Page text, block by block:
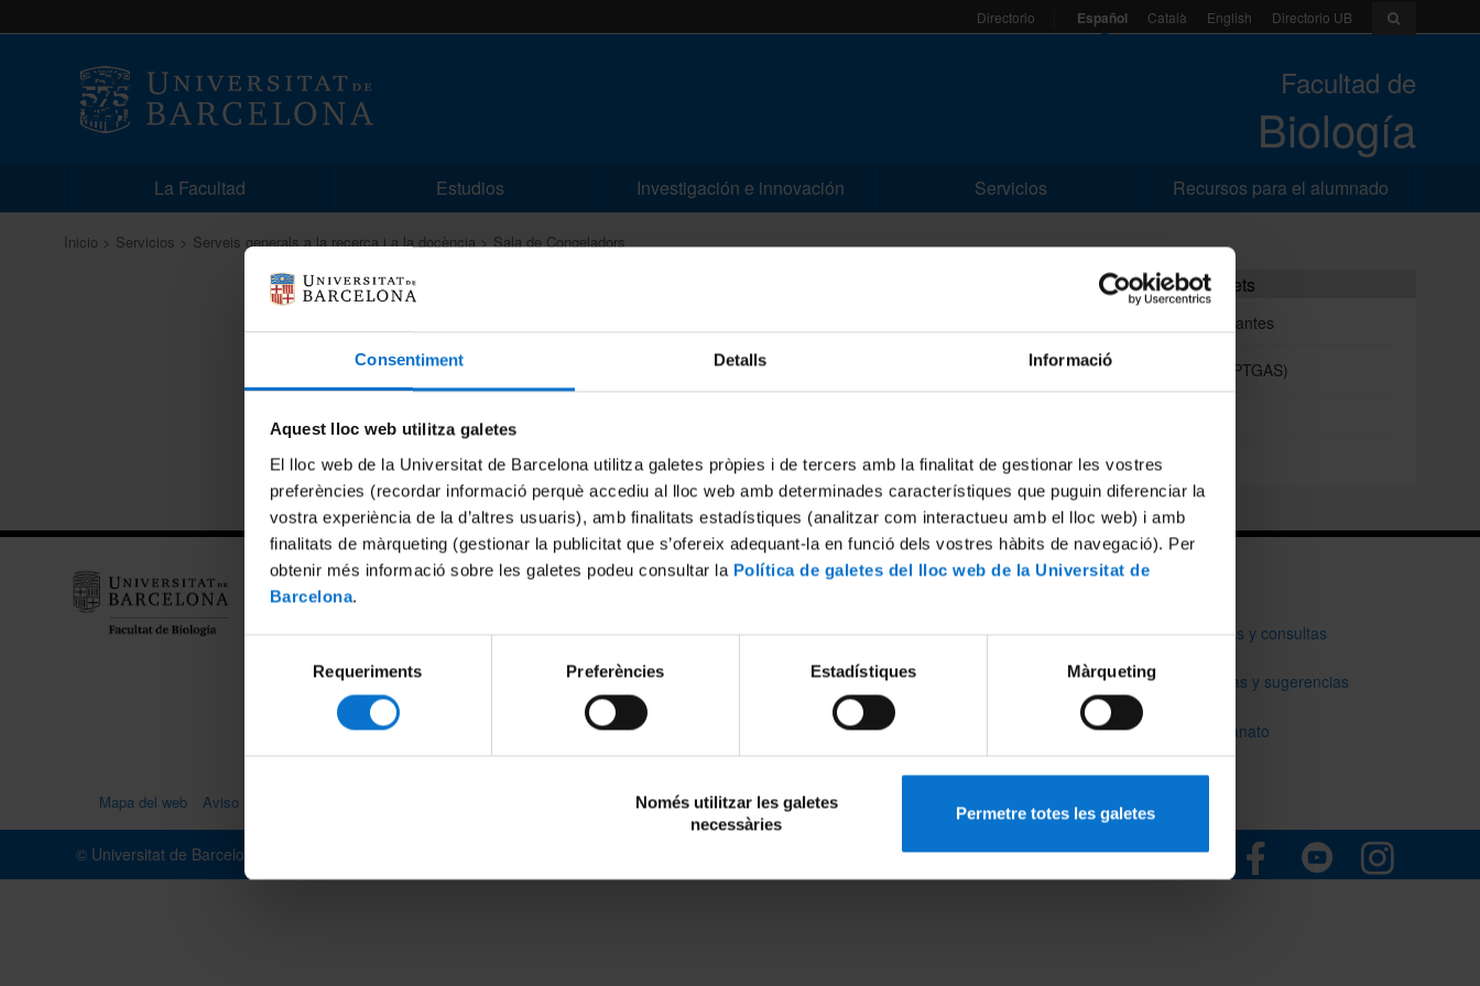
Consentiment Detalls Informació
Aquest lloc web utilitza galetes
El lloc web de la Universitat de Barcelona utilitza galetes pròpies i de tercers amb la finalitat de gestionar les vostres
preferències (recordar informació perquè accediu al lloc web amb determinades característiques que puguin diferenciar la
vostra experiència de la d’altres usuaris), amb finalitats estadístiques (analitzar com interactueu amb el lloc web) i amb
finalitats de màrqueting (gestionar la publicitat que s’ofereix adequant-la en funció dels vostres hàbits de navegació). Per
obtenir més informació sobre les galetes podeu consultar la Política de galetes del lloc web de la Universitat de
Barcelona.
consentiment
Requeriments Preferències Estadístiques Màrqueting
Només utilitzar les galetes
necessàries
Permetre totes les galetes
Directorio Español Català English Directorio UB
Facultad de
Biología
La Facultad Estudios Investigación e innovación Servicios Recursos para el alumnado
Inicio Servicios Serveis generals a la recerca i a la docència Sala de Congeladors
Portales e intranets
Portal de estudiantes
Intranet (PDI y PTGAS)
Alumni UB
Facultad de Biología
08028 Barcelona
secretaria-biologia@ub.edu
Punto de información: 934 021 431
Buzón de dudas y consultas
Buzón de quejas y sugerencias
Buzón del decanato
Mapa del web Aviso legal
© Universitat de Barcelona Redes sociales institucionales: